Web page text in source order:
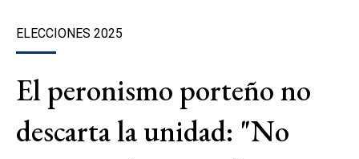
ELECCIONES 2025
El peronismo porteño no
descarta la unidad: "No